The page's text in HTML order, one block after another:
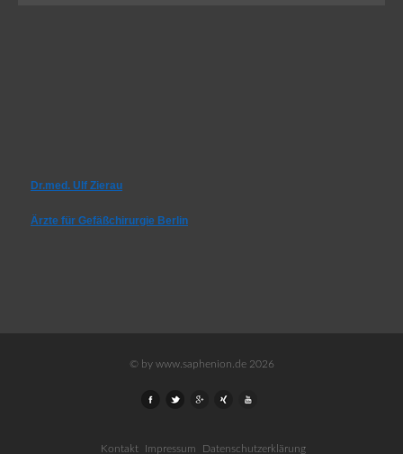
Dr.med. Ulf Zierau
Ärzte für Gefäßchirurgie Berlin
© by www.saphenion.de 2026
Kontakt Impressum Datenschutzerklärung